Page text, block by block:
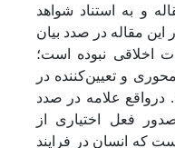
و به استناد شواهد
مقاله در صدد بیان
اخلاقی نبوده است؛
و تعیین‌کننده در
علامه در صدد
فعل اختیاری از
که انسان در فرایند